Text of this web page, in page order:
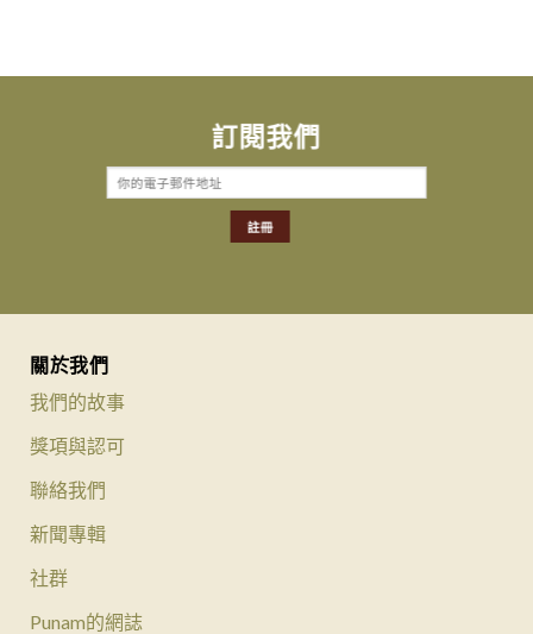
訂閱我們
關於我們
我們的故事
獎項與認可
聯絡我們
新聞專輯
社群
Punam的網誌